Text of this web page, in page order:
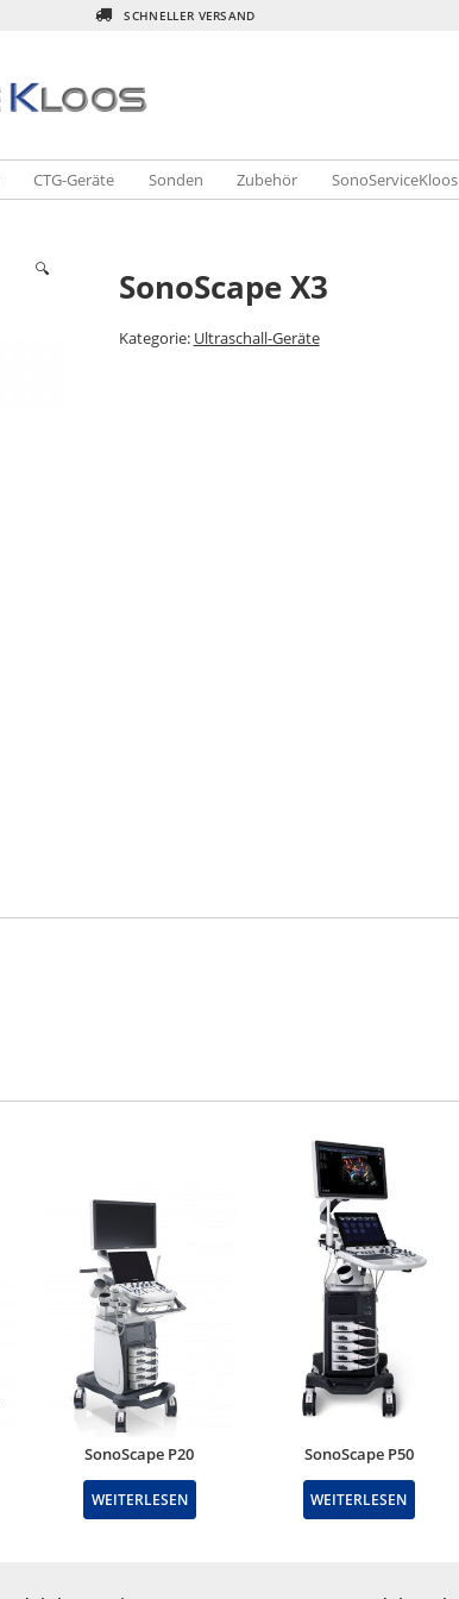
SCHNELLER VERSAND
CTG-Geräte Sonden Zubehör SonoServiceKloos
🔍 SonoScape X3
Kategorie: Ultraschall-Geräte
SonoScape P20
WEITERLESEN
SonoScape P50
WEITERLESEN